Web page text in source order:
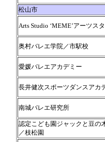
松山市
Arts Studio ‘MEME’アーツス
奥村バレエ学院／市駅校
愛媛バレエアカデミー
長井健次スポーツダンスアカ
南城バレエ研究所
認定こども園ジャックと豆の
／枝松園